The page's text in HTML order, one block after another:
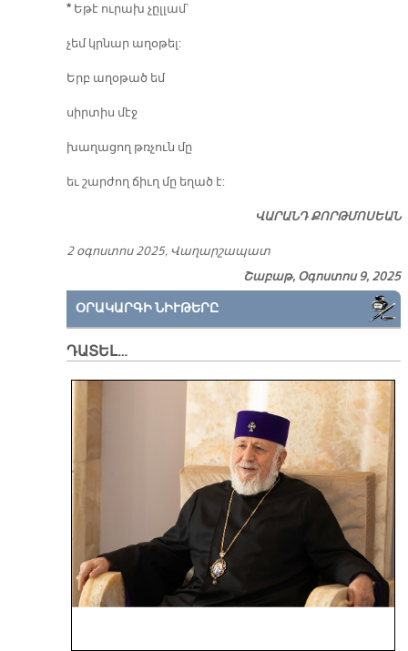
* Եթէ ուրախ չըլլամ՝
չեմ կրնար աղօթել:
Երբ աղօթած եմ
սիրտիս մէջ
խաղացող թռչուն մը
եւ շարժող ճիւղ մը եղած է:
ՎԱՐԱՆԴ ՔՈՐԹՄՈՍԵԱՆ
2 օգոստոս 2025, Վաղարշապատ
Շաբաթ, Օգոստոս 9, 2025
ՕՐԱԿԱՐԳԻ ՆԻՒԹԵՐԸ
ԴԱՏԵԼ…